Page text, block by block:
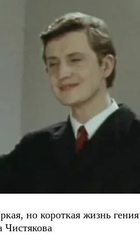
но короткая жизнь гения
Чистякова